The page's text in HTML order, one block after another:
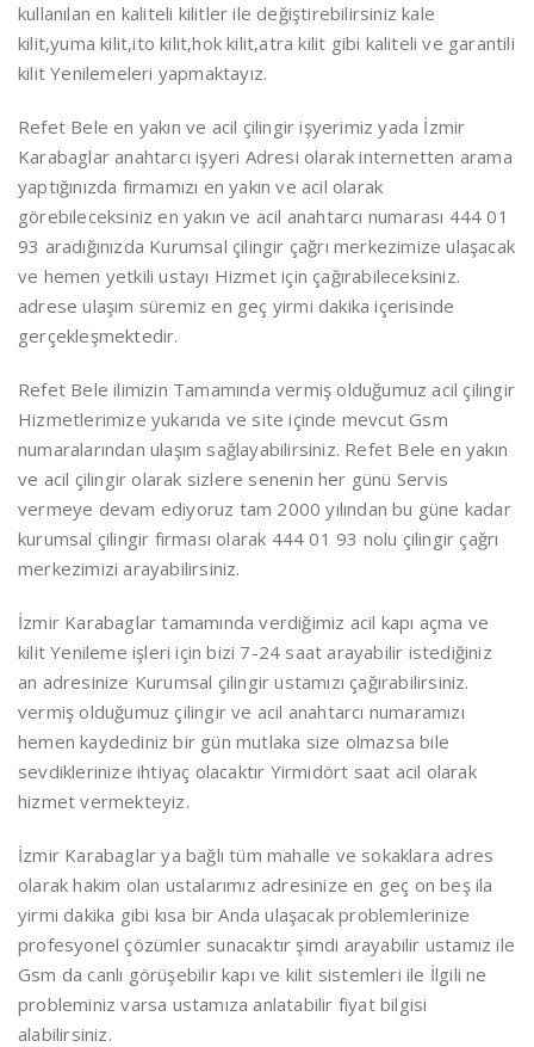
kullanılan en kaliteli kilitler ile değiştirebilirsiniz kale
kilit,yuma kilit,ito kilit,hok kilit,atra kilit gibi kaliteli ve garantili
kilit Yenilemeleri yapmaktayız.
Refet Bele en yakın ve acil çilingir işyerimiz yada İzmir
Karabaglar anahtarcı işyeri Adresi olarak internetten arama
yaptığınızda firmamızı en yakın ve acil olarak
görebileceksiniz en yakın ve acil anahtarcı numarası 444 01
93 aradığınızda Kurumsal çilingir çağrı merkezimize ulaşacak
ve hemen yetkili ustayı Hizmet için çağırabileceksiniz.
adrese ulaşım süremiz en geç yirmi dakika içerisinde
gerçekleşmektedir.
Refet Bele ilimizin Tamamında vermiş olduğumuz acil çilingir
Hizmetlerimize yukarıda ve site içinde mevcut Gsm
numaralarından ulaşım sağlayabilirsiniz. Refet Bele en yakın
ve acil çilingir olarak sizlere senenin her günü Servis
vermeye devam ediyoruz tam 2000 yılından bu güne kadar
kurumsal çilingir firması olarak 444 01 93 nolu çilingir çağrı
merkezimizi arayabilirsiniz.
İzmir Karabaglar tamamında verdiğimiz acil kapı açma ve
kilit Yenileme işleri için bizi 7-24 saat arayabilir istediğiniz
an adresinize Kurumsal çilingir ustamızı çağırabilirsiniz.
vermiş olduğumuz çilingir ve acil anahtarcı numaramızı
hemen kaydediniz bir gün mutlaka size olmazsa bile
sevdiklerinize ihtiyaç olacaktır Yirmidört saat acil olarak
hizmet vermekteyiz.
İzmir Karabaglar ya bağlı tüm mahalle ve sokaklara adres
olarak hakim olan ustalarımız adresinize en geç on beş ila
yirmi dakika gibi kısa bir Anda ulaşacak problemlerinize
profesyonel çözümler sunacaktır şimdi arayabilir ustamız ile
Gsm da canlı görüşebilir kapı ve kilit sistemleri ile İlgili ne
probleminiz varsa ustamıza anlatabilir fiyat bilgisi
alabilirsiniz.